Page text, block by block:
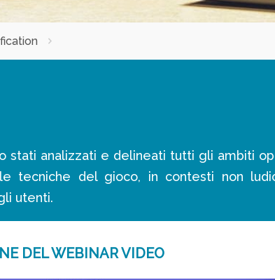
stati analizzati e delineati tutti gli ambiti
tecniche del gioco, in contesti non
utenti.
DEL WEBINAR VIDEO